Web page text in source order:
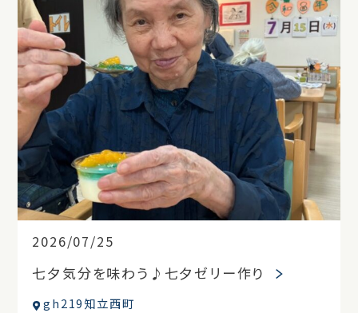
2026/07/25
七夕気分を味わう♪七夕ゼリー作り
gh219知立西町